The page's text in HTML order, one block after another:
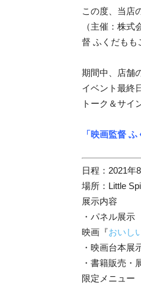
この度、当店
（主催：株
督 ふくだもも
期間中、店舗
イベント最終
トーク＆サイ
「映画監督
日程：2021年
場所：Little
展示内容
・パネル展示
映画『おいし
・映画台本展
・書籍販売・
限定メニュー